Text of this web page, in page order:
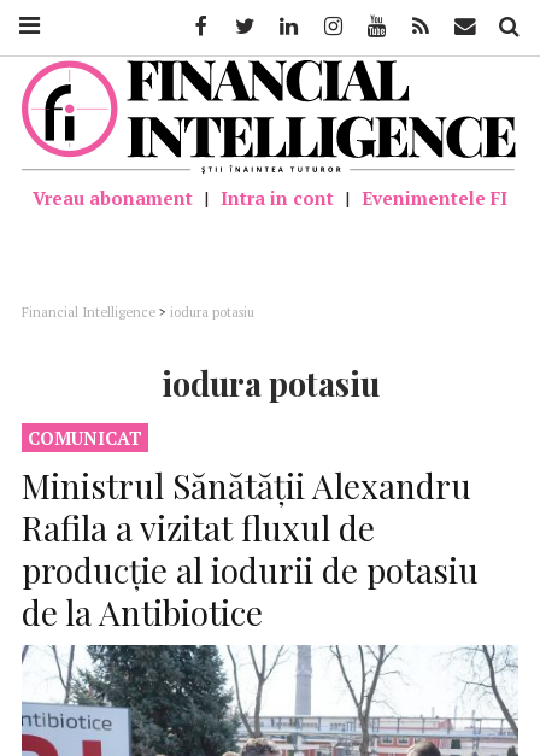
Vreau abonament | Intra in cont | Evenimentele FI
Financial Intelligence > iodura potasiu
iodura potasiu
COMUNICAT
Ministrul Sănătății Alexandru
Rafila a vizitat fluxul de
producție al iodurii de potasiu
de la Antibiotice
FacebookTwitter LinkedinInstagramYoutube Feed Mail